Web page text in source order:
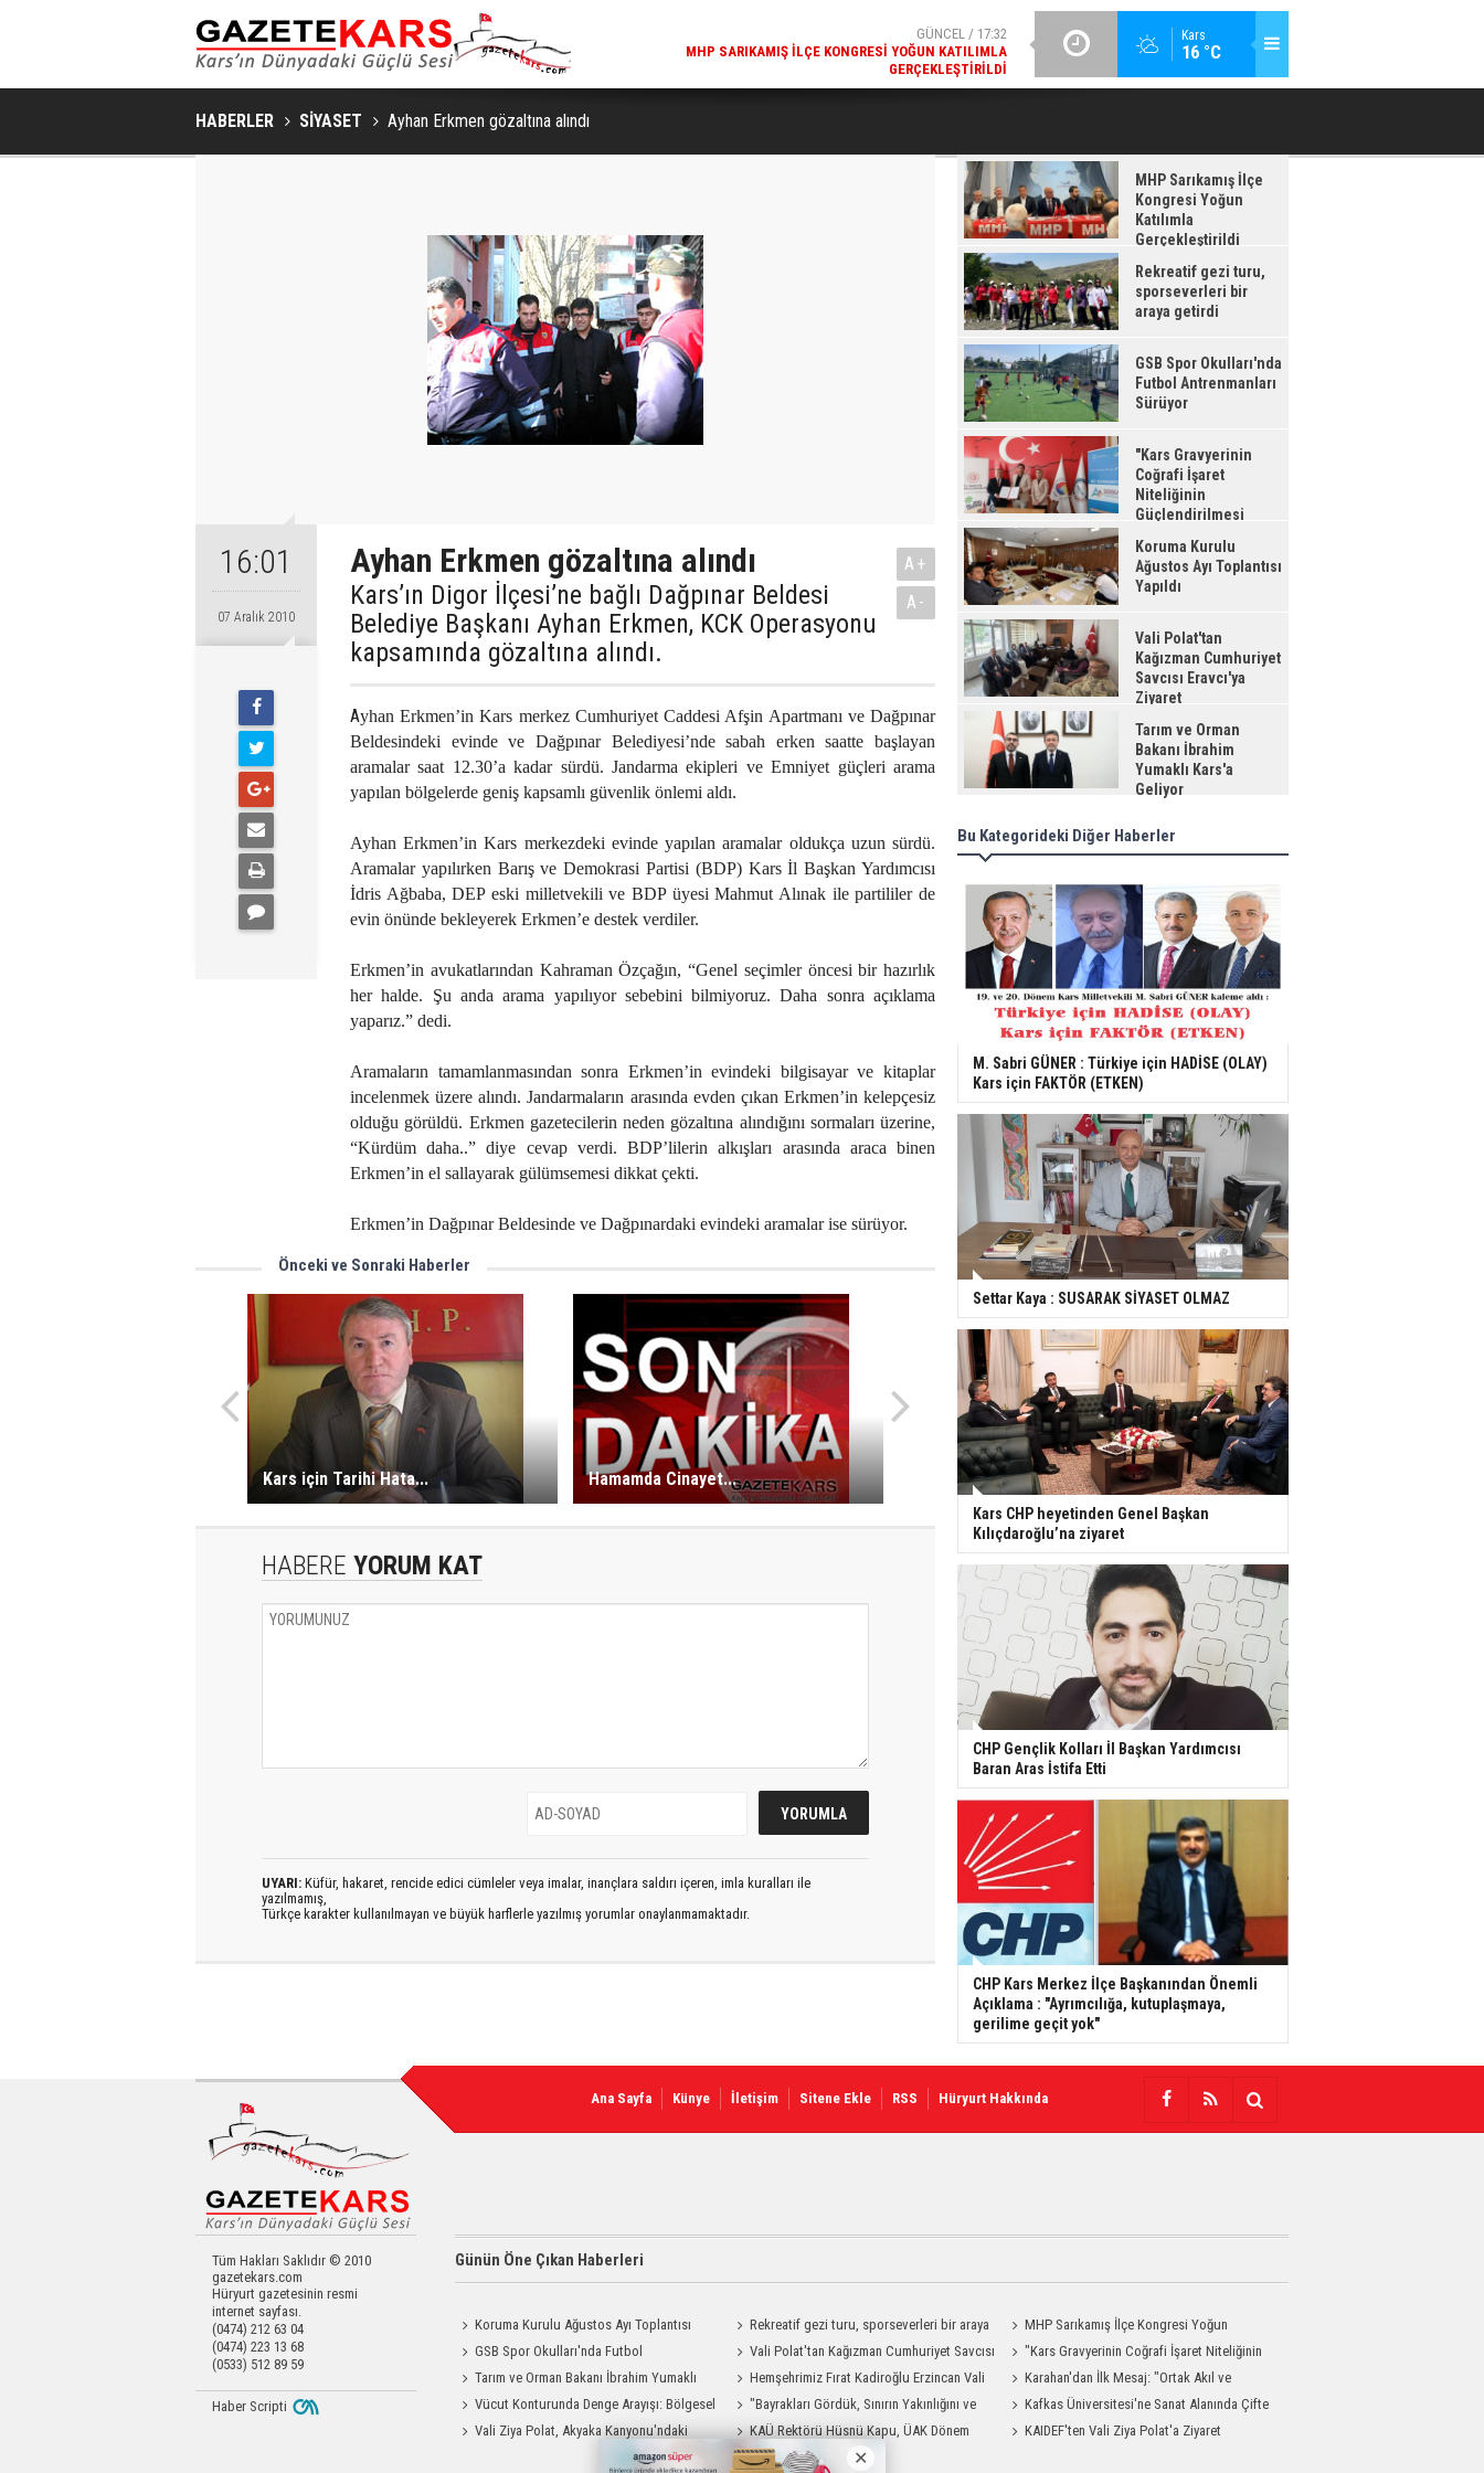
Kars
16 °C
GÜNCEL / 17:08
REKREATIF GEZI TURU, SPORSEVERLERI BIR ARAYA GETIRDI
GSB SPOR OKULLARI'NDA FUTBOL ANTRENMANLARI SÜRÜYOR
HABERLER SİYASET Ayhan Erkmen gözaltına alındı
16:01
07 Aralık 2010
Ayhan Erkmen gözaltına alındı
Kars’ın Digor İlçesi’ne bağlı Dağpınar Beldesi
Belediye Başkanı Ayhan Erkmen, KCK Operasyonu
kapsamında gözaltına alındı.
A+
A-
Ayhan Erkmen’in Kars merkez Cumhuriyet Caddesi Afşin Apartmanı ve Dağpınar
Beldesindeki evinde ve Dağpınar Belediyesi’nde sabah erken saatte başlayan
aramalar saat 12.30’a kadar sürdü. Jandarma ekipleri ve Emniyet güçleri arama
yapılan bölgelerde geniş kapsamlı güvenlik önlemi aldı.
Ayhan Erkmen’in Kars merkezdeki evinde yapılan aramalar oldukça uzun sürdü.
Aramalar yapılırken Barış ve Demokrasi Partisi (BDP) Kars İl Başkan Yardımcısı
İdris Ağbaba, DEP eski milletvekili ve BDP üyesi Mahmut Alınak ile partililer de
evin önünde bekleyerek Erkmen’e destek verdiler.
Erkmen’in avukatlarından Kahraman Özçağın, “Genel seçimler öncesi bir hazırlık
her halde. Şu anda arama yapılıyor sebebini bilmiyoruz. Daha sonra açıklama
yaparız.” dedi.
Aramaların tamamlanmasından sonra Erkmen’in evindeki bilgisayar ve kitaplar
incelenmek üzere alındı. Jandarmaların arasında evden çıkan Erkmen’in kelepçesiz
olduğu görüldü. Erkmen gazetecilerin neden gözaltına alındığını sormaları üzerine,
“Kürdüm daha..” diye cevap verdi. BDP’lilerin alkışları arasında araca binen
Erkmen’in el sallayarak gülümsemesi dikkat çekti.
Erkmen’in Dağpınar Beldesinde ve Dağpınardaki evindeki aramalar ise sürüyor.
Önceki ve Sonraki Haberler
Kars için Tarihi Hata... Hamamda Cinayet...
HABERE YORUM KAT
UYARI: Küfür, hakaret, rencide edici cümleler veya imalar, inançlara saldırı içeren, imla kuralları ile
yazılmamış,
Türkçe karakter kullanılmayan ve büyük harflerle yazılmış yorumlar onaylanmamaktadır.
MHP Sarıkamış İlçe
Kongresi Yoğun
Katılımla
Gerçekleştirildi
Rekreatif gezi turu,
sporseverleri bir
araya getirdi
GSB Spor Okulları'nda
Futbol Antrenmanları
Sürüyor
"Kars Gravyerinin
Coğrafi İşaret
Niteliğinin
Güçlendirilmesi
Projesi"
Koruma Kurulu
Ağustos Ayı Toplantısı
Yapıldı
Vali Polat'tan
Kağızman Cumhuriyet
Savcısı Eravcı'ya
Ziyaret
Tarım ve Orman
Bakanı İbrahim
Yumaklı Kars'a
Geliyor
Bu Kategorideki Diğer Haberler
M. Sabri GÜNER : Türkiye için HADİSE (OLAY)
Kars için FAKTÖR (ETKEN)
Settar Kaya : SUSARAK SİYASET OLMAZ
Kars CHP heyetinden Genel Başkan
Kılıçdaroğlu’na ziyaret
CHP Gençlik Kolları İl Başkan Yardımcısı
Baran Aras İstifa Etti
CHP Kars Merkez İlçe Başkanından Önemli
Açıklama : "Ayrımcılığa, kutuplaşmaya,
gerilime geçit yok"
Ana Sayfa Künye İletişim Sitene Ekle RSS Hüryurt Hakkında
Tüm Hakları Saklıdır © 2010
gazetekars.com
Hüryurt gazetesinin resmi
internet sayfası.
(0474) 212 63 04
(0474) 223 13 68
(0533) 512 89 59
Günün Öne Çıkan Haberleri
Koruma Kurulu Ağustos Ayı Toplantısı
Yapıldı
Rekreatif gezi turu, sporseverleri bir araya
getirdi
MHP Sarıkamış İlçe Kongresi Yoğun
Katılımla Gerçekleştirildi
GSB Spor Okulları'nda Futbol
Antrenmanları Sürüyor
Vali Polat'tan Kağızman Cumhuriyet Savcısı
Eravcı'ya Ziyaret
"Kars Gravyerinin Coğrafi İşaret Niteliğinin
Güçlendirilmesi Projesi"
Tarım ve Orman Bakanı İbrahim Yumaklı
Kars'a Geliyor
Hemşehrimiz Fırat Kadiroğlu Erzincan Vali
Yardımcılığına Atandı
Karahan'dan İlk Mesaj: "Ortak Akıl ve
Dayanışmayla Çalışacağız"
Vücut Konturunda Denge Arayışı: Bölgesel
Yağ Alma Sürecinin Tüm Aşamaları
"Bayrakları Gördük, Sınırın Yakınlığını ve
Uzaklığını Aynı Anda Hissettik"
Kafkas Üniversitesi'ne Sanat Alanında Çifte
Gurur
Vali Ziya Polat, Akyaka Kanyonu'ndaki
KAÜ Rektörü Hüsnü Kapu, ÜAK Dönem
Başkanlığını Devretti
KAIDEF'ten Vali Ziya Polat'a Ziyaret
Haber Scripti